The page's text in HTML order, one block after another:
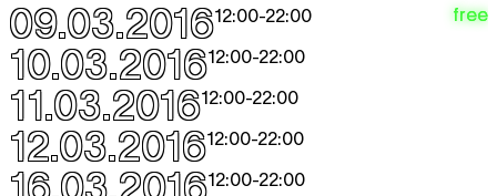
09.03.201612:00-22:00
10.03.201612:00-22:00
11.03.201612:00-22:00
12.03.201612:00-22:00
12:00-22:00
free